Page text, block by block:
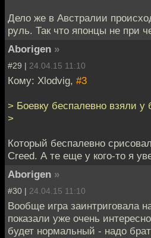
Дело же в Австралии
руль. Так что японцы не при
Aborigen »
#29 | 24.04.15 11:10
Кому: Xlodvig, #3
> Боевку беспалевно взяли у
>
Который беспалевно
Creed. А те еще у кого-то я
Aborigen »
#30 | 24.04.15 11:10
Вообще игра заинтриговала
показали уже очень
будет нормальный - надо